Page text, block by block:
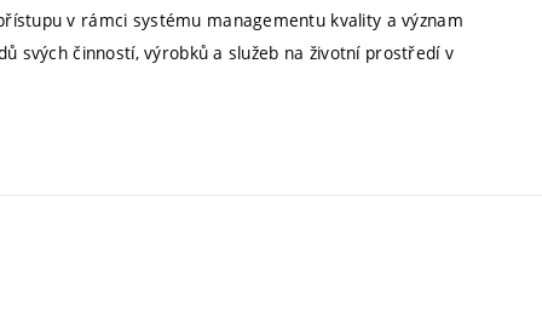
v rámci systému managementu kvality a význam
svých činností, výrobků a služeb na životní prostředí v